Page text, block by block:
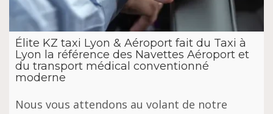
Élite KZ taxi Lyon & Aéroport fait du Taxi à
Lyon la référence des Navettes Aéroport et
du transport médical conventionné
moderne
Nous vous attendons au volant de notre